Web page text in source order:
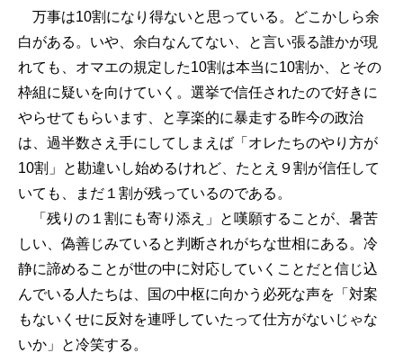
万事は10割になり得ないと思っている。どこかしら余
白がある。いや、余白なんてない、と言い張る誰かが現
れても、オマエの規定した10割は本当に10割か、とその
枠組に疑いを向けていく。選挙で信任されたので好きに
やらせてもらいます、と享楽的に暴走する昨今の政治
は、過半数さえ手にしてしまえば「オレたちのやり方が
10割」と勘違いし始めるけれど、たとえ９割が信任して
いても、まだ１割が残っているのである。
「残りの１割にも寄り添え」と嘆願することが、暑苦
しい、偽善じみていると判断されがちな世相にある。冷
静に諦めることが世の中に対応していくことだと信じ込
んでいる人たちは、国の中枢に向かう必死な声を「対案
もないくせに反対を連呼していたって仕方がないじゃな
いか」と冷笑する。